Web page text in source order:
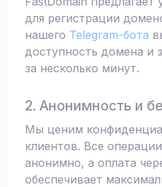
для регистрации
нашего Telegram-бота
доступность домена и
за несколько минут.
2. Анонимность и
Мы ценим
клиентов. Все
анонимно, а оплата
обеспечивает